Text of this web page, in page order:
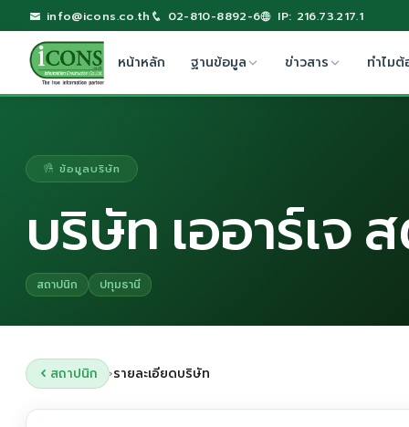
info@icons.co.th 02-810-8892-6 IP: 216.73.217.1
หน้าหลัก ฐานข้อมูล ข่าวสาร ทำไมต้
ข้อมูลบริษัท
บริษัท เออาร์เจ
สถาปนิก ปทุมธานี
สถาปนิก ›รายละเอียดบริษัท